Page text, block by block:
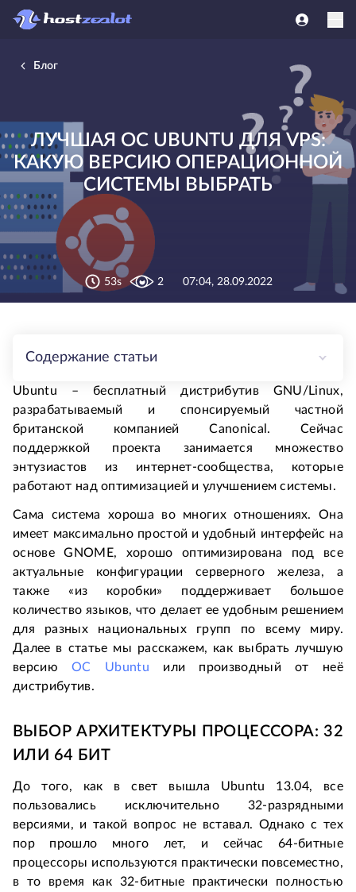
Блог
ЛУЧШАЯ ОС UBUNTU ДЛЯ VPS:
КАКУЮ ВЕРСИЮ ОПЕРАЦИОННОЙ
СИСТЕМЫ ВЫБРАТЬ
53s 2 07:04, 28.09.2022
Содержание статьи
Ubuntu – бесплатный дистрибутив GNU/Linux,
разрабатываемый и спонсируемый частной
британской компанией Canonical. Сейчас
поддержкой проекта занимается множество
энтузиастов из интернет-сообщества, которые
работают над оптимизацией и улучшением системы.
Сама система хороша во многих отношениях. Она
имеет максимально простой и удобный интерфейс на
основе GNOME, хорошо оптимизирована под все
актуальные конфигурации серверного железа, а
также «из коробки» поддерживает большое
количество языков, что делает ее удобным решением
для разных национальных групп по всему миру.
Далее в статье мы расскажем, как выбрать лучшую
версиюОС Ubuntu или производный от неё
дистрибутив.
ВЫБОР АРХИТЕКТУРЫ ПРОЦЕССОРА: 32
ИЛИ 64 БИТ
До того, как в свет вышла Ubuntu 13.04, все
пользовались исключительно 32-разрядными
версиями, и такой вопрос не вставал. Однако с тех
пор прошло много лет, и сейчас 64-битные
процессоры используются практически повсеместно,
в то время как 32-битные практически полностью